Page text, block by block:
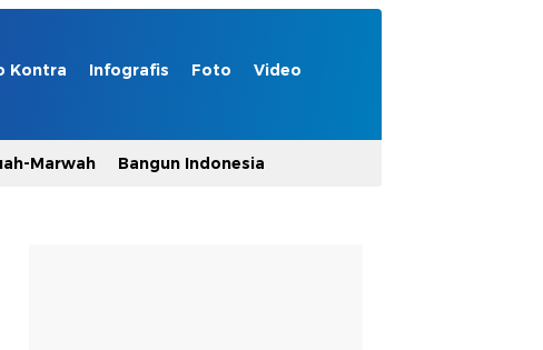
Kontra Infografis Foto Video
Marwah Bangun Indonesia